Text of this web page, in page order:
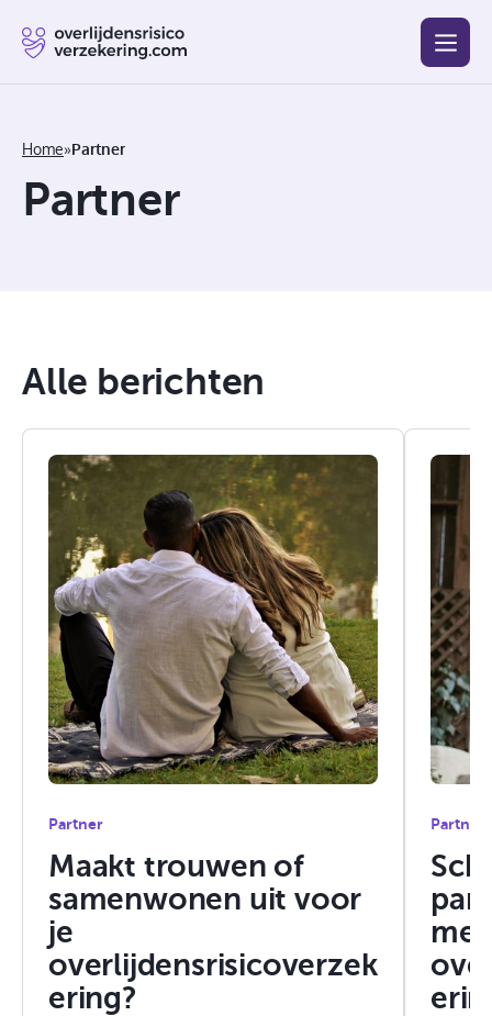
Beste
Home»Partner
Partner
Alle berichten
Partner
Maakt trouwen of
samenwonen uit voor
je
overlijdensrisicoverzek
ering?
Partner